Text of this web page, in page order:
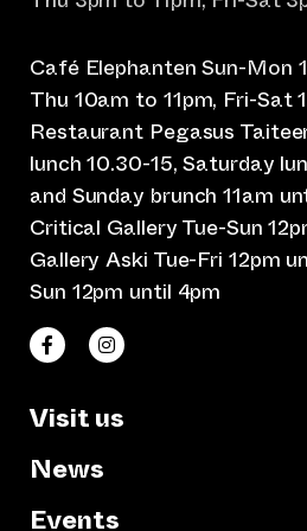
Café Elephanten Sun-Mon
Thu 10am to 11pm, Fri-Sat
Restaurant Pegasus
lunch 10.30-15, Saturday
and Sunday brunch 11am
Critical Gallery Tue-Sun
Gallery Aski Tue-Fri 12pm
Sun 12pm until 4pm
Taiteen talo Facebookissa
(opens an external website)
Taiteen talo Instagramissa
(opens an external website)
Visit us
News
Events